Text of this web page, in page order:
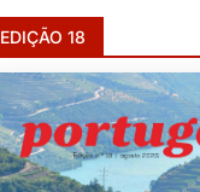
EDIÇÃO 18